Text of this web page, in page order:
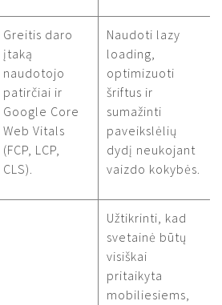
Greitis daro
įtaką
naudotojo
patirčiai ir
Google Core
Web Vitals
(FCP, LCP,
CLS).
Naudoti lazy
loading,
optimizuoti
šriftus ir
sumažinti
paveikslėlių
dydį neukojant
vaizdo kokybės.
Užtikrinti, kad
svetainė būtų
visiškai
pritaikyta
mobiliesiems,